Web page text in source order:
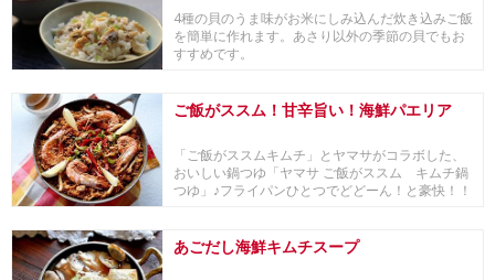
4種の貝のうま味がお米にしみ込んだ炊き込みご飯
を簡単に作れます。あさり以外の季節の貝でもお
すすめです。
ご飯がススム！甘辛旨い！海鮮パエリア
「ご飯がススムキムチ」とヤマサがコラボした、
おいしい鍋つゆ「ヤマサ ご飯がススム キムチ鍋
つゆ」♪フライパンひとつでどどーん！と豪快！！
あごだし海鮮キムチスープ